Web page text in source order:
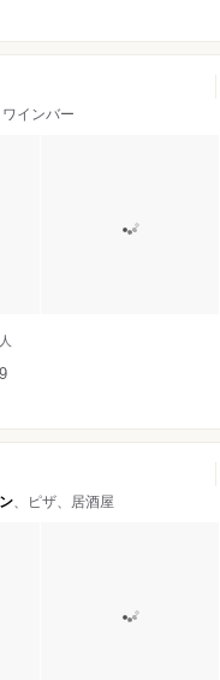
インバー
人
、ピザ、居酒屋